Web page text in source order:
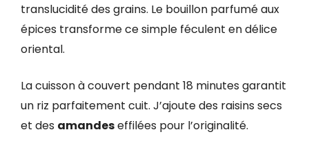
translucidité des grains. Le bouillon parfumé aux
épices transforme ce simple féculent en délice
oriental.
La cuisson à couvert pendant 18 minutes garantit
un riz parfaitement cuit. J’ajoute des raisins secs
et des amandeseffilées pour l’originalité.